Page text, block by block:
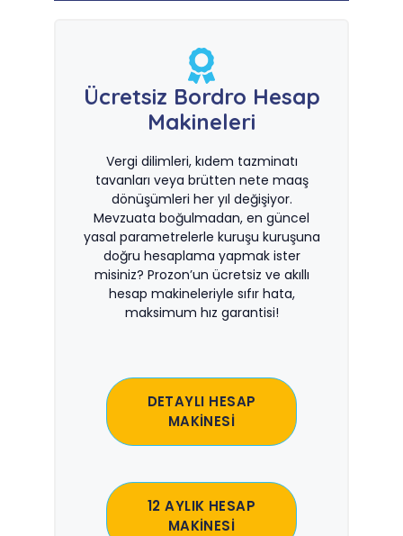
Ücretsiz Bordro Hesap
Makineleri
Vergi dilimleri, kıdem tazminatı
tavanları veya brütten nete maaş
dönüşümleri her yıl değişiyor.
Mevzuata boğulmadan, en güncel
yasal parametrelerle kuruşu kuruşuna
doğru hesaplama yapmak ister
misiniz? Prozon’un ücretsiz ve akıllı
hesap makineleriyle sıfır hata,
maksimum hız garantisi!
DETAYLI HESAP
MAKİNESİ
12 AYLIK HESAP
MAKİNESİ